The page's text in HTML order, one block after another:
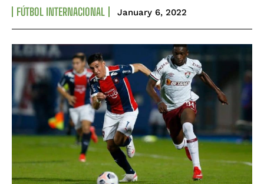
FÚTBOL INTERNACIONAL January 6, 2022